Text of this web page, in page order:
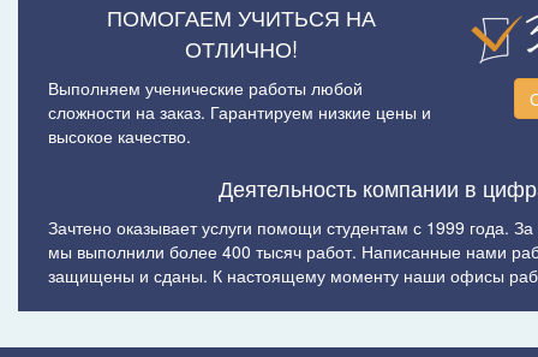
ПОМОГАЕМ УЧИТЬСЯ НА
ОТЛИЧНО!
Выполняем ученические работы любой
сложности на заказ. Гарантируем низкие цены и
высокое качество.
Деятельность компании в
Зачтено оказывает услуги помощи студентам с 1999 года.
мы выполнили более 400 тысяч работ. Написанные нами
защищены и сданы. К настоящему моменту наши офисы